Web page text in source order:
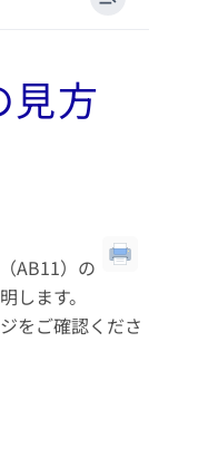
見方
AB11）の
します。
をご確認くださ